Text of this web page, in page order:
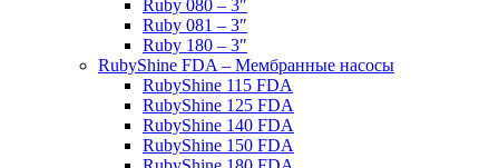
Ruby 080 – 3″
Ruby 081 – 3″
Ruby 180 – 3″
RubyShine FDA – Мембранные насосы
RubyShine 115 FDA
RubyShine 125 FDA
RubyShine 140 FDA
RubyShine 150 FDA